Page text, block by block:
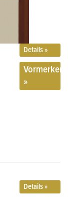
Details »
Vormerken
»
Details »